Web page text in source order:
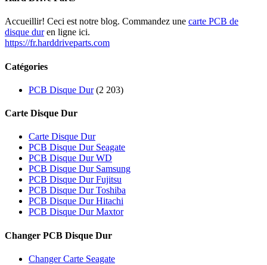
Accueillir! Ceci est notre blog. Commandez une carte PCB de
disque duren ligne ici.
https://fr.harddriveparts.com
Catégories
PCB Disque Dur(2 203)
Carte Disque Dur
Carte Disque Dur
PCB Disque Dur Seagate
PCB Disque Dur WD
PCB Disque Dur Samsung
PCB Disque Dur Fujitsu
PCB Disque Dur Toshiba
PCB Disque Dur Hitachi
PCB Disque Dur Maxtor
Changer PCB Disque Dur
Changer Carte Seagate